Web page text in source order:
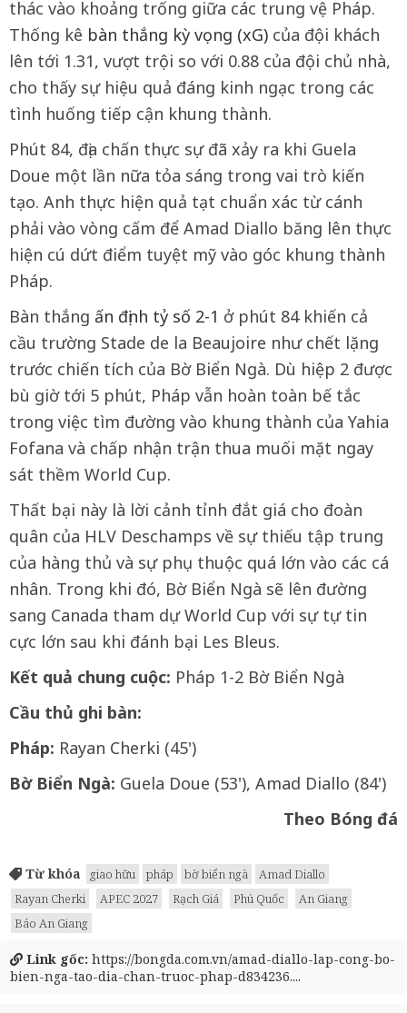
thác vào khoảng trống giữa các trung vệ Pháp.
Thống kê bàn thắng kỳ vọng (xG) của đội khách
lên tới 1.31, vượt trội so với 0.88 của đội chủ nhà,
cho thấy sự hiệu quả đáng kinh ngạc trong các
tình huống tiếp cận khung thành.
Phút 84, địa chấn thực sự đã xảy ra khi Guela
Doue một lần nữa tỏa sáng trong vai trò kiến
tạo. Anh thực hiện quả tạt chuẩn xác từ cánh
phải vào vòng cấm để Amad Diallo băng lên thực
hiện cú dứt điểm tuyệt mỹ vào góc khung thành
Pháp.
Bàn thắng ấn định tỷ số 2-1 ở phút 84 khiến cả
cầu trường Stade de la Beaujoire như chết lặng
trước chiến tích của Bờ Biển Ngà. Dù hiệp 2 được
bù giờ tới 5 phút, Pháp vẫn hoàn toàn bế tắc
trong việc tìm đường vào khung thành của Yahia
Fofana và chấp nhận trận thua muối mặt ngay
sát thềm World Cup.
Thất bại này là lời cảnh tỉnh đắt giá cho đoàn
quân của HLV Deschamps về sự thiếu tập trung
của hàng thủ và sự phụ thuộc quá lớn vào các cá
nhân. Trong khi đó, Bờ Biển Ngà sẽ lên đường
sang Canada tham dự World Cup với sự tự tin
cực lớn sau khi đánh bại Les Bleus.
Kết quả chung cuộc: Pháp 1-2 Bờ Biển Ngà
Cầu thủ ghi bàn:
Pháp: Rayan Cherki (45')
Bờ Biển Ngà: Guela Doue (53'), Amad Diallo (84')
Theo Bóng đá
Từ khóa giao hữu pháp bờ biển ngà
Amad Diallo
Rayan Cherki
APEC 2027 Rạch Giá Phú Quốc
An Giang
Báo An Giang
Link gốc: https://bongda.com.vn/amad-diallo-lap-cong-bo-
bien-nga-tao-dia-chan-truoc-phap-d834236....